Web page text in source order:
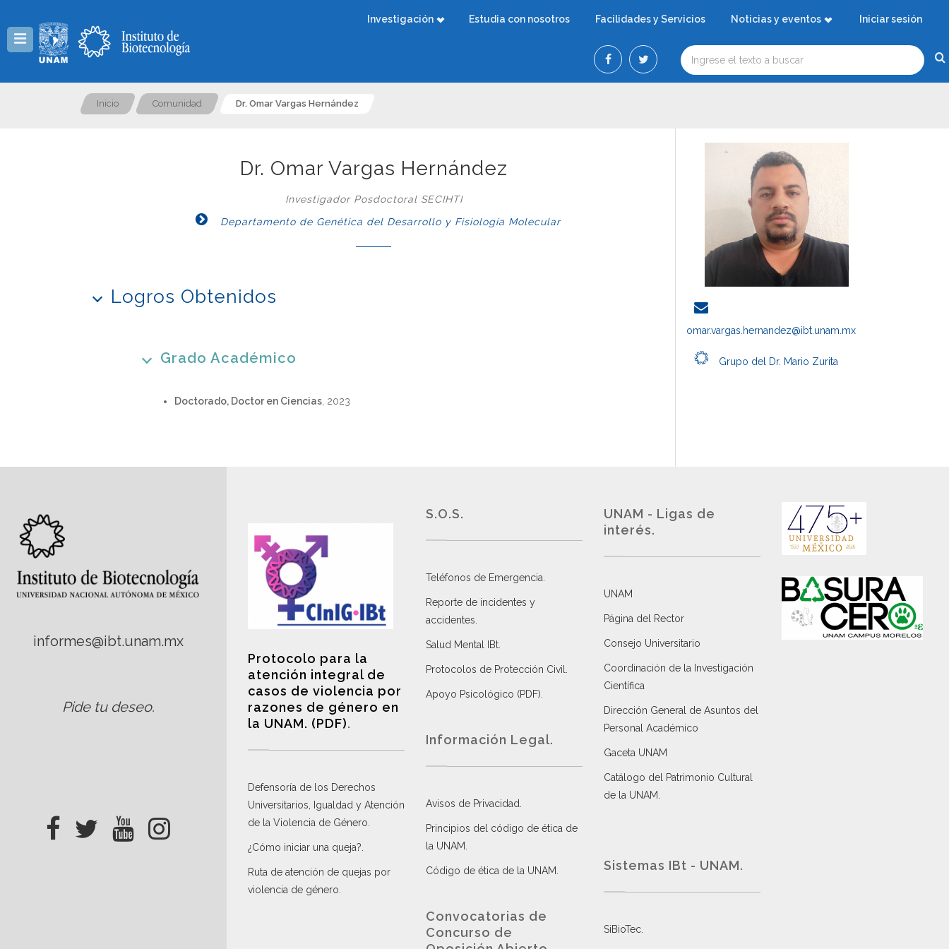
Investigación Estudia con nosotros Facilidades y Servicios Noticias y eventos Iniciar sesión
Inicio Comunidad Dr. Omar Vargas Hernández
Dr. Omar Vargas Hernández
Investigador Posdoctoral SECIHTI
Departamento de Genética del Desarrollo y Fisiología Molecular
Logros Obtenidos
Grado Académico
Doctorado, Doctor en Ciencias , 2023
omar.vargas.hernandez@ibt.unam.mx
Grupo del Dr. Mario Zurita
informes@ibt.unam.mx
Pide tu deseo.
Protocolo para la
atención integral de
casos de violencia por
razones de género en
la UNAM. (PDF).
Defensoría de los Derechos
Universitarios, Igualdad y Atención
de la Violencia de Género
¿Cómo iniciar una queja?
Ruta de atención de quejas por
violencia de género
S.O.S.
Teléfonos de Emergencia.
Reporte de incidentes y
accidentes
Salud Mental IBt
Protocolos de Protección Civil
Apoyo Psicológico (PDF)
Información Legal.
Avisos de Privacidad
Principios del código de ética de
la UNAM
Código de ética de la UNAM
Convocatorias de
Concurso de
UNAM - Ligas de
interés.
UNAM
Página del Rector
Consejo Universitario
Coordinación de la Investigación
Científica
Dirección General de Asuntos del
Personal Académico
Gaceta UNAM
Catálogo del Patrimonio Cultural
de la UNAM.
Sistemas IBt - UNAM.
SiBioTec